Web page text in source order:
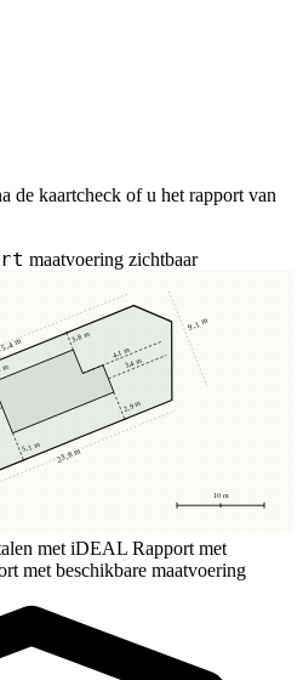
de kaartcheck of u het rapport van
maatvoering zichtbaar
10 m
m
3,8 m
5,1 m
2,9 m
3,4 m
4,1 m
m
23,8 m
9,1 m
met iDEAL Rapport met
met beschikbare maatvoering